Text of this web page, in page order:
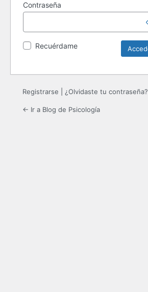
Contraseña
Recuérdame
Registrarse ¿Olvidaste tu contraseña?
← Ir a Blog de Psicología